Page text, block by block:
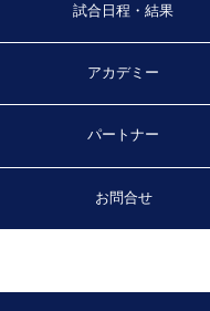
試合日程・結果
アカデミー
パートナー
お問合せ